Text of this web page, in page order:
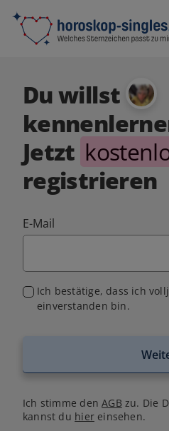
Du willst
Jetzt
registrieren
E-Mail
Ich bestätige, dass ich
einverstanden bin.
Ich stimme denAGB zu. Die
kannst du hiereinsehen.